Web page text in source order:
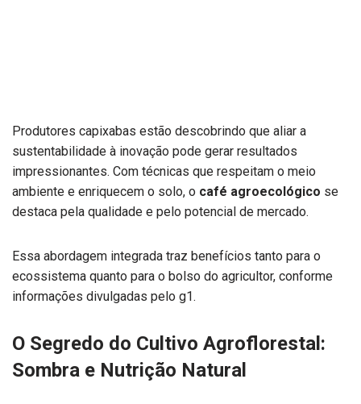
Produtores capixabas estão descobrindo que aliar a
sustentabilidade à inovação pode gerar resultados
impressionantes. Com técnicas que respeitam o meio
ambiente e enriquecem o solo, o café agroecológico se
destaca pela qualidade e pelo potencial de mercado.
Essa abordagem integrada traz benefícios tanto para o
ecossistema quanto para o bolso do agricultor, conforme
informações divulgadas pelo g1.
O Segredo do Cultivo Agroflorestal:
Sombra e Nutrição Natural